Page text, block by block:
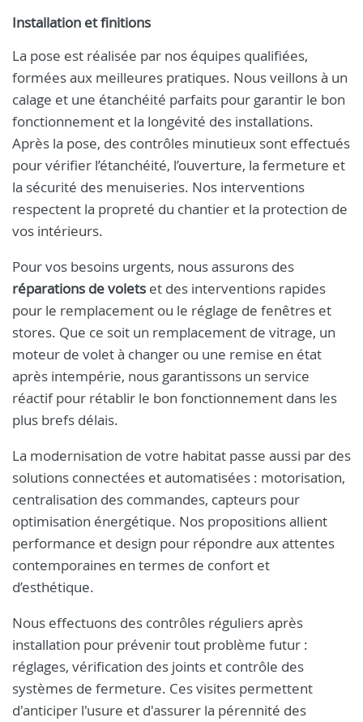
Installation et finitions
La pose est réalisée par nos équipes qualifiées,
formées aux meilleures pratiques. Nous veillons à un
calage et une étanchéité parfaits pour garantir le bon
fonctionnement et la longévité des installations.
Après la pose, des contrôles minutieux sont effectués
pour vérifier l’étanchéité, l’ouverture, la fermeture et
la sécurité des menuiseries. Nos interventions
respectent la propreté du chantier et la protection de
vos intérieurs.
Pour vos besoins urgents, nous assurons des
réparations de volets et des interventions rapides
pour le remplacement ou le réglage de fenêtres et
stores. Que ce soit un remplacement de vitrage, un
moteur de volet à changer ou une remise en état
après intempérie, nous garantissons un service
réactif pour rétablir le bon fonctionnement dans les
plus brefs délais.
La modernisation de votre habitat passe aussi par des
solutions connectées et automatisées : motorisation,
centralisation des commandes, capteurs pour
optimisation énergétique. Nos propositions allient
performance et design pour répondre aux attentes
contemporaines en termes de confort et
d’esthétique.
Nous effectuons des contrôles réguliers après
installation pour prévenir tout problème futur :
réglages, vérification des joints et contrôle des
systèmes de fermeture. Ces visites permettent
d'anticiper l'usure et d'assurer la pérennité des